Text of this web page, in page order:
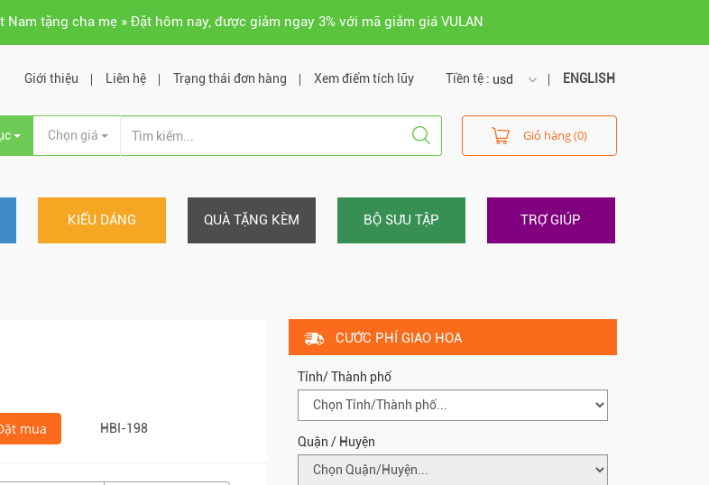
Nam tặng cha mẹ » Đặt hôm nay, được giảm ngay 3% với mã giảm giá VULAN
Tiền tệ : usd
usd
vnd
ENGLISH
Giới thiệu Liên hệ Trạng thái đơn hàng Xem điểm tích lũy
Chọn giá Giỏ hàng (0)
KIỂU DÁNG QUÀ TẶNG KÈM BỘ SƯU TẬP TRỢ GIÚP
mua HBI-198
CƯỚC PHÍ GIAO HOA
Tỉnh/ Thành phố
Quận / Huyện